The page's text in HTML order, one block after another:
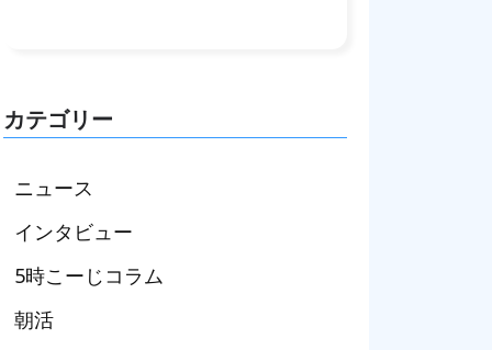
カテゴリー
ニュース
インタビュー
5時こーじコラム
朝活